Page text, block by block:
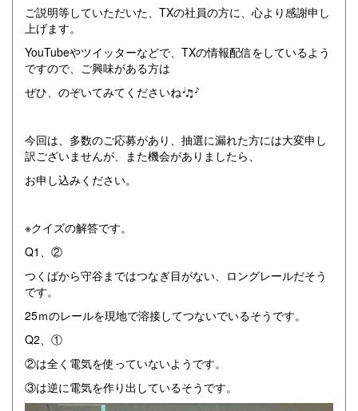
ご説明等していただいた、TXの社員の方に、心より感謝申し
上げます。
YouTubeやツイッターなどで、TXの情報配信をしているよう
ですので、ご興味がある方は
ぜひ、のぞいてみてくださいね
今回は、多数のご応募があり、抽選に漏れた方には大変申し
訳ございませんが、また機会がありましたら、
お申し込みください。
※クイズの解答です。
Q1、②
つくばから守谷まではつなぎ目がない、ロングレールだそう
です。
25ｍのレールを現地で溶接してつないでいるそうです。
Q2、①
②は全く電気を使っていないようです。
③は逆に電気を作り出しているそうです。